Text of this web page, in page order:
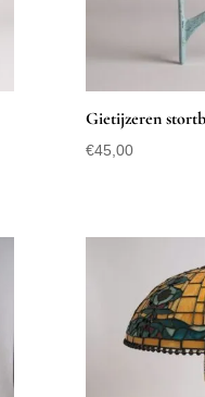
Gietijzeren
€45,00